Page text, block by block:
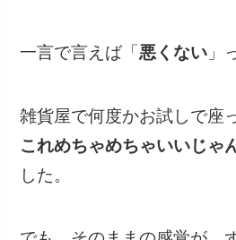
一言で言えば「悪くない 」
雑貨屋で何度かお試しで座
これめちゃめちゃいいじゃ
した。